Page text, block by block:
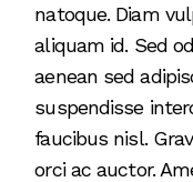
natoque. Diam
aliquam id. Sed
aenean sed
suspendisse
faucibus nisl.
orci ac auctor.